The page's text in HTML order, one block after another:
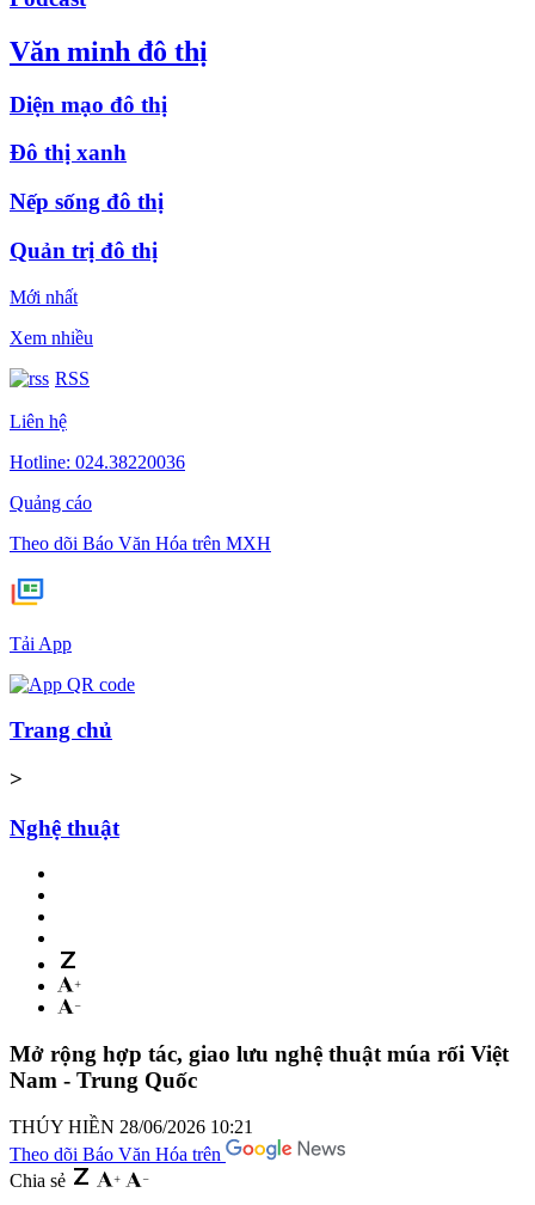
Văn minh đô thị
Diện mạo đô thị
Đô thị xanh
Nếp sống đô thị
Quản trị đô thị
Mới nhất
Xem nhiều
RSS
Liên hệ
Hotline: 024.38220036
Quảng cáo
Theo dõi Báo Văn Hóa trên MXH
Tải App
Trang chủ
>
Nghệ thuật
Mở rộng hợp tác, giao lưu nghệ thuật múa rối Việt
Nam - Trung Quốc
THÚY HIỀN 28/06/2026 10:21
Theo dõi Báo Văn Hóa trên
Chia sẻ